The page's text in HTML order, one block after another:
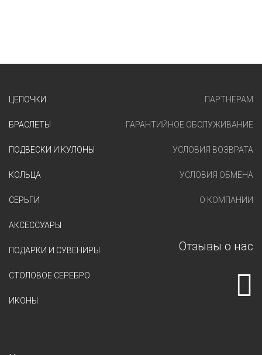
ЦЕПОЧКИ
БРАСЛЕТЫ
ПОДВЕСКИ И КУЛОНЫ
КОЛЬЦА
СЕРЬГИ
АКСЕССУАРЫ
ПОДАРКИ И СУВЕНИРЫ
СТОЛОВОЕ СЕРЕБРО
ИКОНЫ
ПАРТНЕРАМ
ГАРАНТИЙНОЕ ОБСЛУЖИВАНИЕ
УСЛОВИЯ ВОЗВРАТА
УСЛОВИЯ ОБМЕНА
О КОМПАНИИ
Отзывы о нас